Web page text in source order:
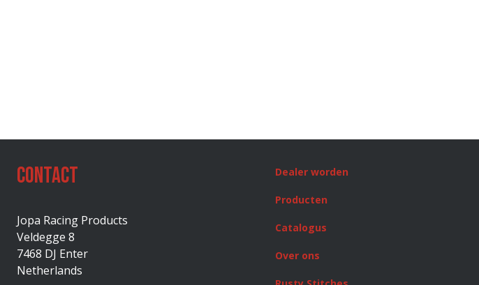
Contact
Jopa Racing Products
Veldegge 8
7468 DJ Enter
Netherlands
Dealer worden
Producten
Catalogus
Over ons